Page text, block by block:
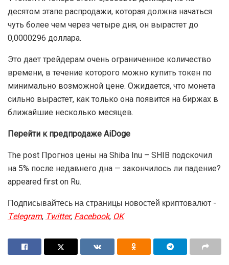
десятом этапе распродажи, которая должна начаться
чуть более чем через четыре дня, он вырастет до
0,0000296 доллара.
Это дает трейдерам очень ограниченное количество
времени, в течение которого можно купить токен по
минимально возможной цене. Ожидается, что монета
сильно вырастет, как только она появится на биржах в
ближайшие несколько месяцев.
Перейти к предпродаже AiDoge
The post Прогноз цены на Shiba Inu – SHIB подскочил
на 5% после недавнего дна — закончилось ли падение?
appeared first on Ru.
Подписывайтесь на страницы новостей криптовалют -
Telegram,Twitter,Facebook,OK